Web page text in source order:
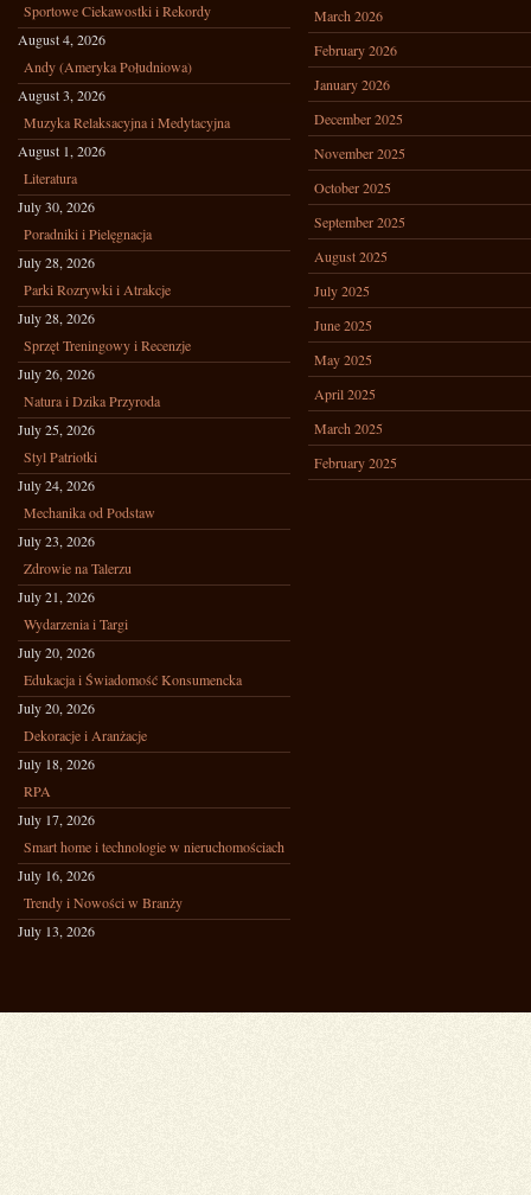
Sportowe Ciekawostki i Rekordy
August 4, 2026
Andy (Ameryka Południowa)
August 3, 2026
Muzyka Relaksacyjna i Medytacyjna
August 1, 2026
Literatura
July 30, 2026
Poradniki i Pielęgnacja
July 28, 2026
Parki Rozrywki i Atrakcje
July 28, 2026
Sprzęt Treningowy i Recenzje
July 26, 2026
Natura i Dzika Przyroda
July 25, 2026
Styl Patriotki
July 24, 2026
Mechanika od Podstaw
July 23, 2026
Zdrowie na Talerzu
July 21, 2026
Wydarzenia i Targi
July 20, 2026
Edukacja i Świadomość Konsumencka
July 20, 2026
Dekoracje i Aranżacje
July 18, 2026
RPA
July 17, 2026
Smart home i technologie w nieruchomościach
July 16, 2026
Trendy i Nowości w Branży
July 13, 2026
March 2026
February 2026
January 2026
December 2025
November 2025
October 2025
September 2025
August 2025
July 2025
June 2025
May 2025
April 2025
March 2025
February 2025